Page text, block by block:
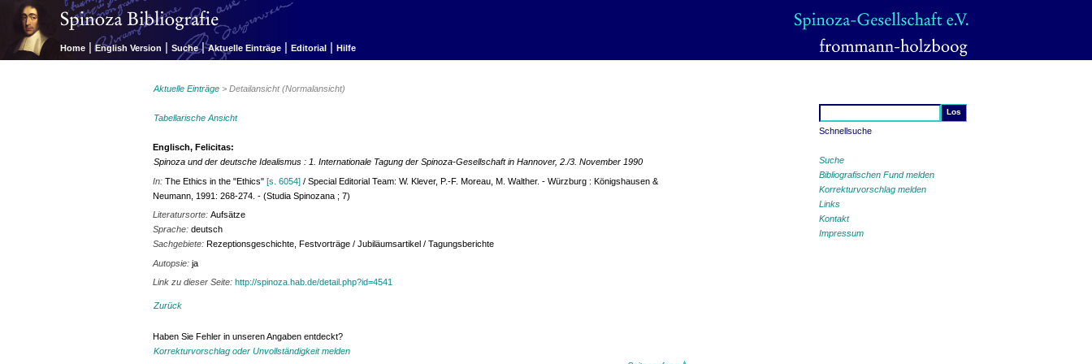
Home | English Version | Suche | Aktuelle Einträge | Editorial | Hilfe
Schnellsuche
Suche
Bibliografischen Fund melden
Korrekturvorschlag melden
Links
Kontakt
Impressum
Aktuelle Einträge > Detailansicht (Normalansicht)
Tabellarische Ansicht
Englisch, Felicitas:
Spinoza und der deutsche Idealismus : 1. Internationale Tagung der Spinoza-Gesellschaft in Hannover, 2./3. November 1990
In:The Ethics in the "Ethics"[s. 6054] / Special Editorial Team: W. Klever, P.-F. Moreau, M. Walther. - Würzburg : Königshausen &
Neumann, 1991: 268-274. - (Studia Spinozana ; 7)
Literatursorte:Aufsätze
Sprache:deutsch
Sachgebiete:Rezeptionsgeschichte, Festvorträge / Jubiläumsartikel / Tagungsberichte
Autopsie:ja
Link zu dieser Seite:http://spinoza.hab.de/detail.php?id=4541
Zurück
Haben Sie Fehler in unseren Angaben entdeckt?
Korrekturvorschlag oder Unvollständigkeit melden